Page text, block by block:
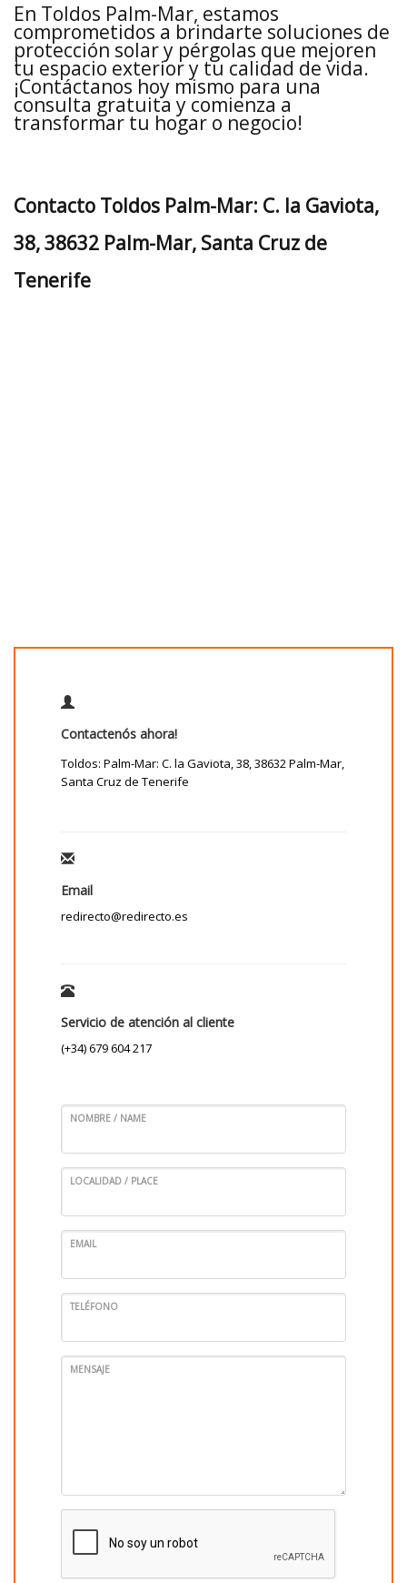
En Toldos Palm-Mar, estamos
comprometidos a brindarte soluciones de
protección solar y pérgolas que mejoren
tu espacio exterior y tu calidad de vida.
¡Contáctanos hoy mismo para una
consulta gratuita y comienza a
transformar tu hogar o negocio!
Contacto Toldos Palm-Mar: C. la Gaviota,
38, 38632 Palm-Mar, Santa Cruz de
Tenerife
Contactenós ahora!
Toldos: Palm-Mar: C. la Gaviota, 38, 38632 Palm-Mar,
Santa Cruz de Tenerife
Email
redirecto@redirecto.es
Servicio de atención al cliente
(+34) 679 604 217
NOMBRE / NAME
LOCALIDAD / PLACE
EMAIL
TELÉFONO
MENSAJE